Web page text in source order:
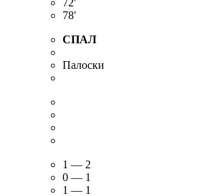
78′
СПАЛ
Палоски
1 — 2
0 — 1
1 — 1